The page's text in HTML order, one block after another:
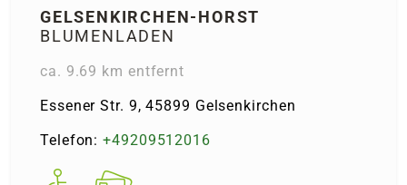
GELSEN­KIRCHEN-HORST
BLUMENLADEN
ca. 9.69 km entfernt
Essener Str. 9, 45899 Gelsenkirchen
Telefon:+49209512016